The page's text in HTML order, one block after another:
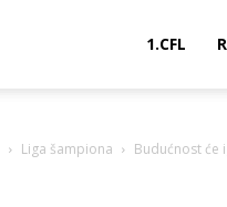
1.CFL
Liga šampiona Budućnost će